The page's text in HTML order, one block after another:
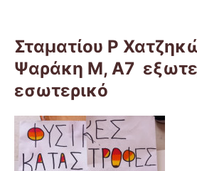
Σταματίου Ρ
Ψαράκη Μ, Α7
εσωτερικό